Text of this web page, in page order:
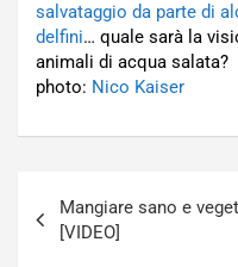
salvataggio da parte di
delfini… quale sarà la
animali di acqua salata?
photo: Nico Kaiser
articoli
Mangiare sano e
[VIDEO]